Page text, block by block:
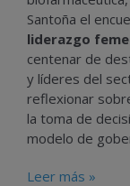
Santoña el
liderazgo
centenar de
y líderes del
reflexionar
la toma de
modelo de
Leer más »